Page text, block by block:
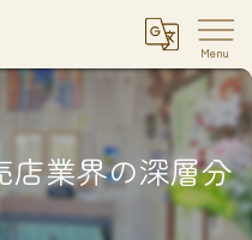
店業界の深層分